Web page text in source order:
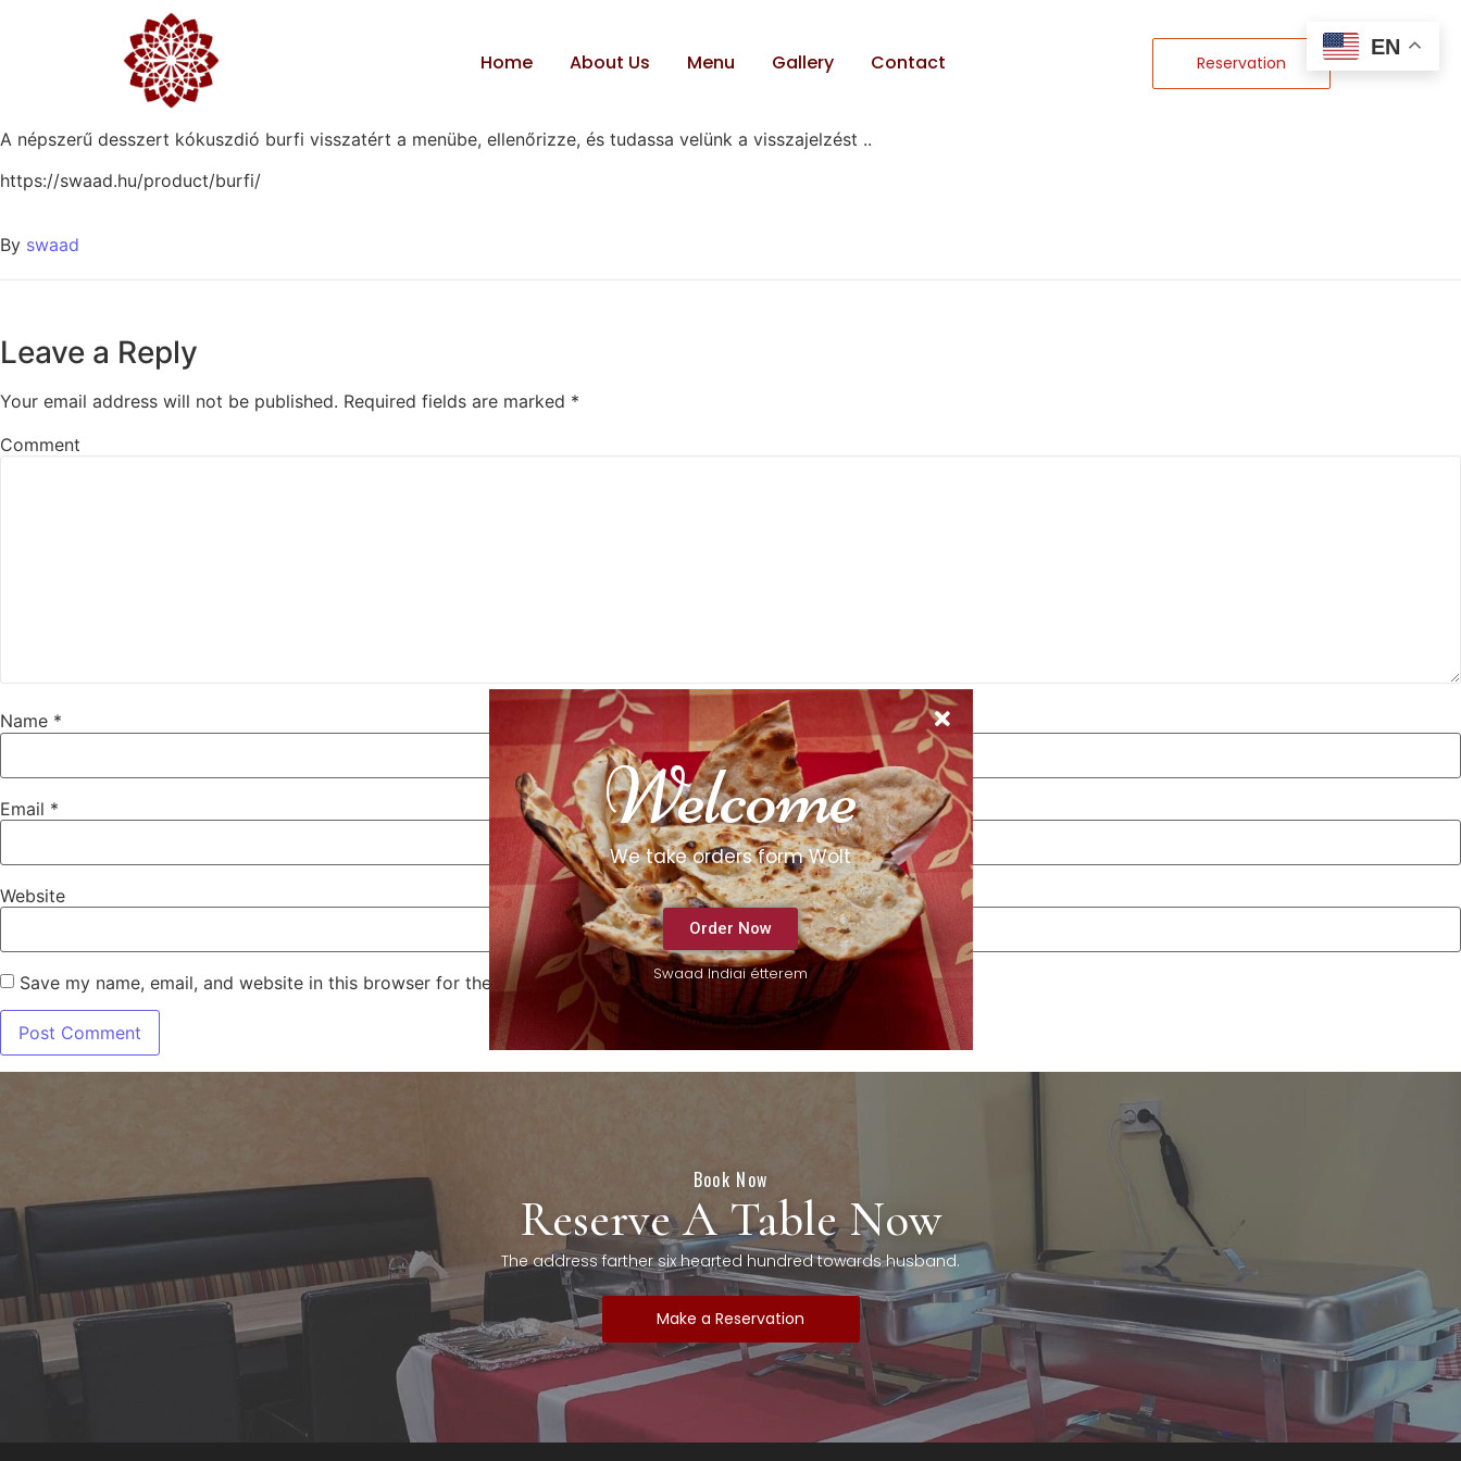
Home About Us Menu Gallery Contact Reservation
kokusos Burfi
0 Comments
A népszerű desszert kókuszdió burfi visszatért a menübe, ellenőrizze, és tudassa velünk a visszajelzést ..
https://swaad.hu/product/burfi/
By swaad
Leave a Reply
Your email address will not be published. Required fields are marked *
Comment
Name *
Email *
Website
Save my name, email, and website in this browser for the next time I comment.
Book Now
Reserve A Table Now
The address farther six hearted hundred towards husband.
Make a Reservation
EN
Welcome
We take orders form Wolt
Order Now
Swaad Indiai étterem